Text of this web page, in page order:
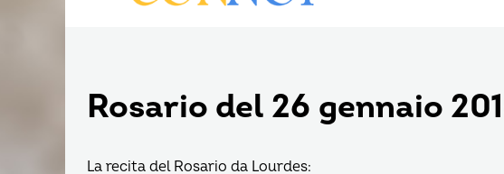
Rosario del 26 gennaio
La recita del Rosario da Lourdes: